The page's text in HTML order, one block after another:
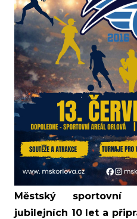
Městský
jubilejních 10 let a